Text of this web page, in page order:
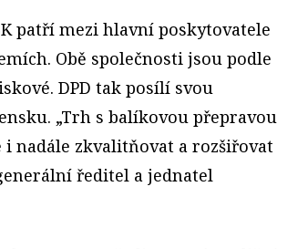
patří mezi hlavní poskytovatele
Obě společnosti jsou podle
DPD tak posílí svou
„Trh s balíkovou přepravou
nadále zkvalitňovat a rozšiřovat
ředitel a jednatel